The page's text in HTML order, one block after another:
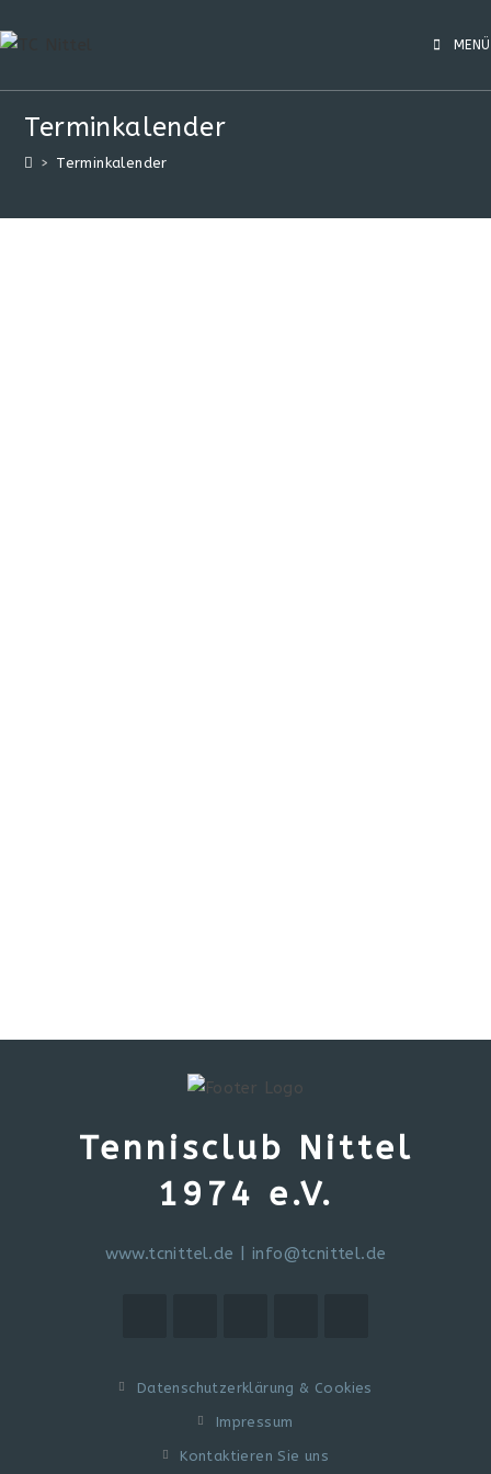
MENÜ
Terminkalender
> Terminkalender
Tennisclub Nittel
1974 e.V.
www.tcnittel.de info@tcnittel.de
Datenschutzerklärung & Cookies
Impressum
Kontaktieren Sie uns